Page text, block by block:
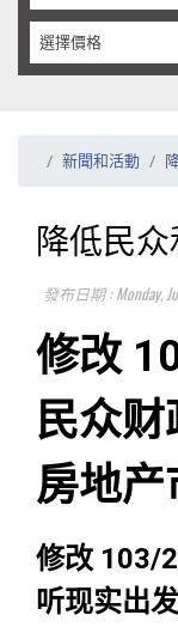
選擇價格
新聞和活動
降低民
發布日期 : Monday,
修改
民众财
房地产
修改 103/
听现实出